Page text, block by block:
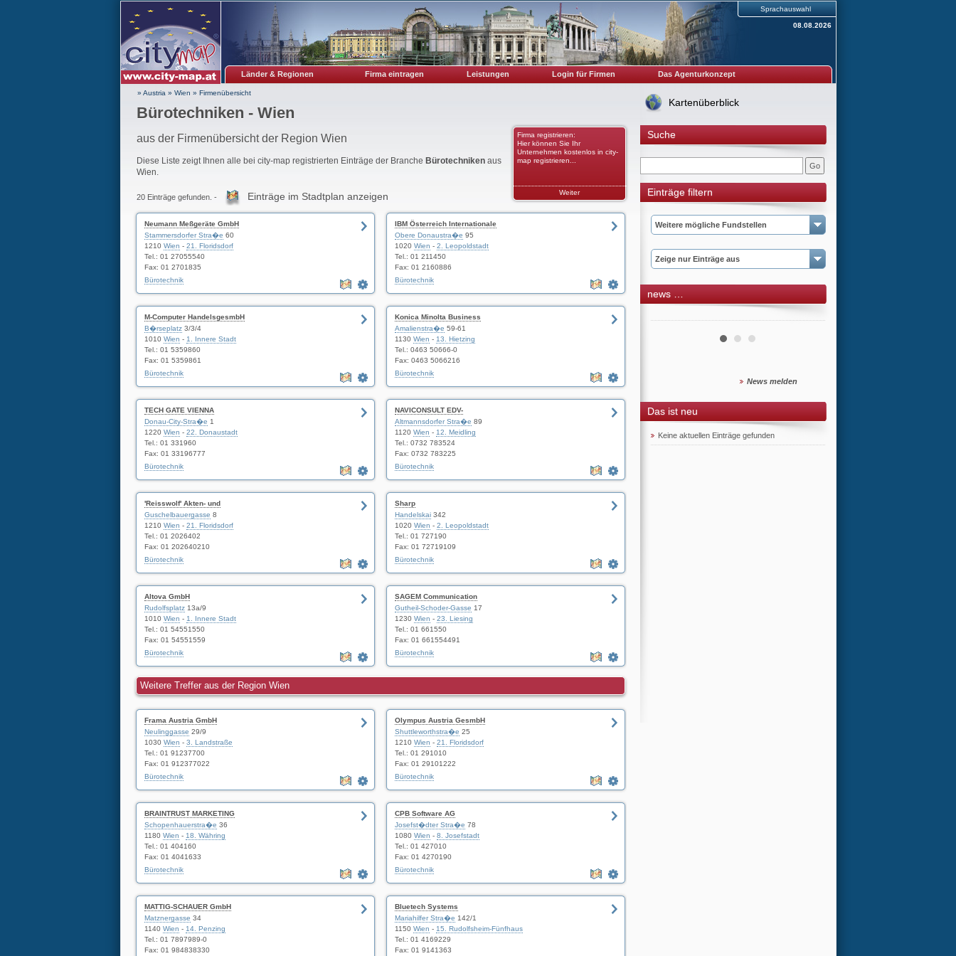
Sprachauswahl
08.08.2026
Länder & Regionen Firma eintragen Leistungen Login für Firmen Das Agenturkonzept
» Austria » Wien » Firmenübersicht
Bürotechniken - Wien
aus der Firmenübersicht der Region Wien
Firma registrieren:
Hier können Sie Ihr
Unternehmen kostenlos in city-
map registrieren...
Weiter
Diese Liste zeigt Ihnen alle bei city-map registrierten Einträge der Branche Bürotechnikenaus
Wien.
20 Einträge gefunden. - Einträge im Stadtplan anzeigen
Neumann Meßgeräte GmbH
Stammersdorfer Stra�e 60
1210 Wien - 21. Floridsdorf
Tel.: 01 27055540
Fax: 01 2701835
Bürotechnik
IBM Österreich Internationale
Obere Donaustra�e 95
1020 Wien - 2. Leopoldstadt
Tel.: 01 211450
Fax: 01 2160886
Bürotechnik
M-Computer HandelsgesmbH
B�rseplatz3/3/4
1010 Wien - 1. Innere Stadt
Tel.: 01 5359860
Fax: 01 5359861
Bürotechnik
Konica Minolta Business
Amalienstra�e 59-61
1130 Wien - 13. Hietzing
Tel.: 0463 50666-0
Fax: 0463 5066216
Bürotechnik
TECH GATE VIENNA
Donau-City-Stra�e 1
1220 Wien - 22. Donaustadt
Tel.: 01 331960
Fax: 01 33196777
Bürotechnik
NAVICONSULT EDV-
Altmannsdorfer Stra�e 89
1120 Wien - 12. Meidling
Tel.: 0732 783524
Fax: 0732 783225
Bürotechnik
'Reisswolf' Akten- und
Guschelbauergasse 8
1210 Wien - 21. Floridsdorf
Tel.: 01 2026402
Fax: 01 202640210
Bürotechnik
Sharp
Handelskai342
1020 Wien - 2. Leopoldstadt
Tel.: 01 727190
Fax: 01 72719109
Bürotechnik
Altova GmbH
Rudolfsplatz13a/9
1010 Wien - 1. Innere Stadt
Tel.: 01 54551550
Fax: 01 54551559
Bürotechnik
SAGEM Communication
Gutheil-Schoder-Gasse 17
1230 Wien - 23. Liesing
Tel.: 01 661550
Fax: 01 661554491
Bürotechnik
Weitere Treffer aus der Region Wien
Frama Austria GmbH
Neulinggasse 29/9
1030 Wien - 3. Landstraße
Tel.: 01 91237700
Fax: 01 912377022
Bürotechnik
Olympus Austria GesmbH
Shuttleworthstra�e 25
1210 Wien - 21. Floridsdorf
Tel.: 01 291010
Fax: 01 29101222
Bürotechnik
BRAINTRUST MARKETING
Schopenhauerstra�e 36
1180 Wien - 18. Währing
Tel.: 01 404160
Fax: 01 4041633
Bürotechnik
CPB Software AG
Josefst�dter Stra�e 78
1080 Wien - 8. Josefstadt
Tel.: 01 427010
Fax: 01 4270190
Bürotechnik
MATTIG-SCHAUER GmbH
Matznergasse 34
1140 Wien - 14. Penzing
Tel.: 01 7897989-0
Fax: 01 984838330
Bluetech Systems
Mariahilfer Stra�e 142/1
1150 Wien - 15. Rudolfsheim-Fünfhaus
Tel.: 01 4169229
Fax: 01 9141363
Kartenüberblick
Suche
Einträge filtern
Weitere mögliche Fundstellen
Zeige nur Einträge aus
news …
News melden
Das ist neu
Keine aktuellen Einträge gefunden